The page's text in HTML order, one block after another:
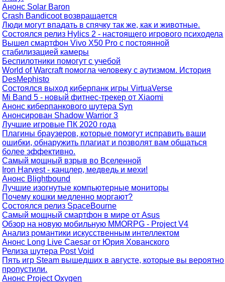
Анонс Solar Baron
Crash Bandicoot возвращается
Люди могут впадать в спячку так же, как и животные.
Состоялся релиз Hylics 2 - настоящего игрового психодела
Вышел смартфон Vivo X50 Pro с постоянной
стабилизацией камеры
Беспилотники помогут с учебой
World of Warcraft помогла человеку с аутизмом. История
DesMephisto
Состоялся выход киберпанк игры VirtuaVerse
Mi Band 5 - новый фитнес-трекер от Xiaomi
Анонс киберпанкового шутера Syn
Анонсирован Shadow Warrior 3
Лучшие игровые ПК 2020 года
Плагины браузеров, которые помогут исправить ваши
ошибки, обнаружить плагиат и позволят вам общаться
более эффективно.
Самый мощный взрыв во Вселенной
Iron Harvest - канцлер, медведь и мехи!
Анонс Blightbound
Лучшие изогнутые компьютерные мониторы
Почему кошки медленно моргают?
Состоялся релиз SpaceBourne
Самый мощный смартфон в мире от Asus
Обзор на новую мобильную MMORPG - Project V4
Анализ романтики искусственным интеллектом
Анонс Long Live Caesar от Юрия Хованского
Релиза шутера Post Void
Пять игр Steam вышедших в августе, которые вы вероятно
пропустили.
Анонс Project Oxygen